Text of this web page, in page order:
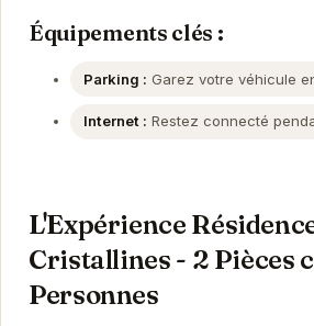
Équipements clés :
Parking : Garez votre véhicule
Internet : Restez connecté
L'Expérience
Cristallines - 2 Pièces
Personnes